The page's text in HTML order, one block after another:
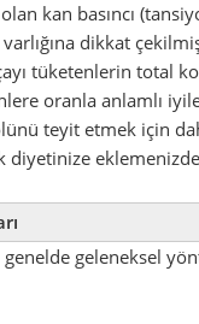
kan basıncı
dikkat
tüketenlerin total
oranla anlamlı
teyit etmek için
diyetinize
genelde geleneksel